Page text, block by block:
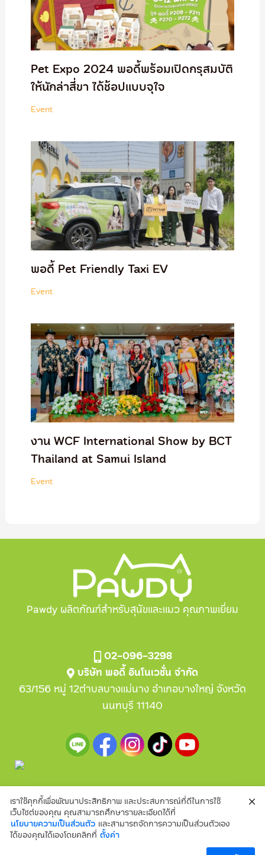
Pet Expo 2024 พอดี้พร้อมเปิดกรุสมบัติ
ให้นักล่าสี่ขา ได้ช้อปแบบจุใจ
Event
พอดี้ Pet Friendly Taxi EV
Event
งาน WCF International Show by BCT
Thailand at Samui Island
Event
Pawdy ผลิตภัณฑ์สำหรับสุนัขและแมว คุณภาพเยี่ยม
02-096-3298
บริษัท พอดี้ อินโนเวชั่น จำกัด
63/156 หมู่ 12ตำบลบางแม่นาง อำเภอบางใหญ่ จังหวัด
นนทบุรี 11140
Copyright2024© Pawdy Innovation CO.,LTD.
นโยบายความเป็นส่วนตัว
เราใช้คุกกี้เพื่อพัฒนาประสิทธิภาพ และประสบการณ์ที่ดีในการใช้
เว็บไซต์ของคุณ คุณสามารถศึกษารายละเอียดได้ที่
นโยบายความเป็นส่วนตัว และสามารถจัดการความเป็นส่วนตัวเอง
ได้ของคุณได้เองโดยคลิกที่ ตั้งค่า